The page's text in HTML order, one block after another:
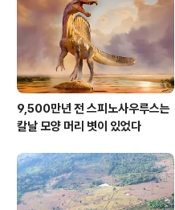
9,500만년 전 스피노사우루스는
칼날 모양 머리 볏이 있었다